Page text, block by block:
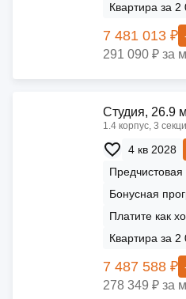
Квартира за
7 481 013 ₽
291 090 ₽ за
Cтудия, 26.9
1.4 корпус, 3
4 кв 2028
Предчистовая
Бонусная
Платите как
Квартира за
7 487 588 ₽
278 349 ₽ за